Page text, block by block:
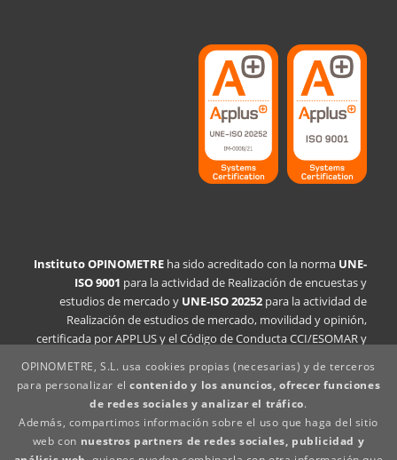
Instituto OPINOMETRE ha sido acreditado con la norma UNE-
ISO 9001 para la actividad de Realización de encuestas y
estudios de mercado y UNE-ISO 20252 para la actividad de
Realización de estudios de mercado, movilidad y opinión,
certificada por APPLUS y el Código de Conducta CCI/ESOMAR y
Declaración de la política de calidad
Política de privacidad
Política de cookies
OPINOMETRE, S.L. usa cookies propias (necesarias) y de terceros
para personalizar elcontenido y los anuncios, ofrecer funciones
de redes sociales y analizar el tráfico.
Además, compartimos información sobre el uso que haga del sitio
web con nuestros partners de redes sociales, publicidad y